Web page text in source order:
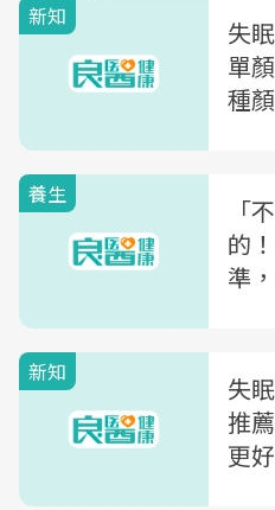
新知
失
單
種
養生
「
的
準
新知
失
推
更